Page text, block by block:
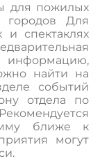
для пожилых
городов Для
и спектаклях
найти на
событий
отдела по
ближе к
могут